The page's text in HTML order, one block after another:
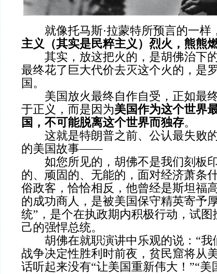
就像托马斯·拉蒙特所预言的一样
主义（其实是民粹主义）烈火，熊熊
其实，放这把火的，是胡佛治下
最终花了巨大代价去灭这个火的，是
国。
美国放火最终自作自受，正如最
于正义，而是因为美国作为这个世界
国，不可能脱离这个世界而独存。
这就是特朗普之前、公认最失败
的美国故事——
如您所见的，胡佛不是我们刻板
的、顽固的、无能的，面对经济萧条
俗政客，恰恰相反，他曾经是斯坦福
的成功商人，是被美国保守精英寄予
统”，是个在执政期内积极行动，试
己的强悍总统。
胡佛在就职演讲中乐观的说：“我
战争决定性胜利时前夜，贫民窟将从
话听起来没有“让美国重新伟大！”“